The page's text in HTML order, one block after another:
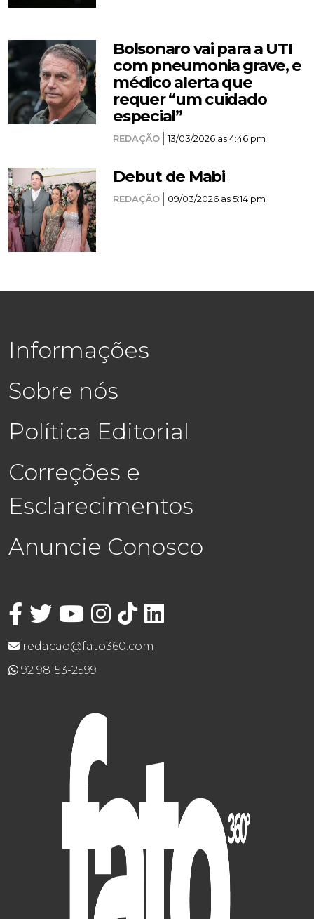
Bolsonaro vai para a UTI
com pneumonia grave, e
médico alerta que
requer “um cuidado
especial”
REDAÇÃO 13/03/2026 as 4:46 pm
Debut de Mabi
REDAÇÃO 09/03/2026 as 5:14 pm
Informações
Sobre nós
Política Editorial
Correções e
Esclarecimentos
Anuncie Conosco
redacao@fato360.com
92 98153-2599